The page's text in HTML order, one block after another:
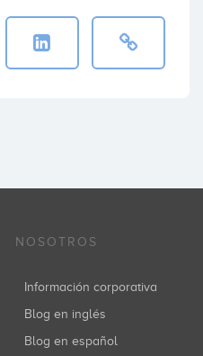
NOSOTROS
Información corporativa
Blog en inglés
Blog en español